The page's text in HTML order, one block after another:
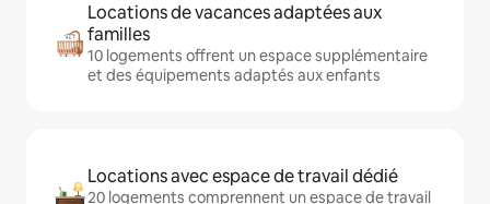
Locations de vacances adaptées aux
familles
10 logements offrent un espace supplémentaire
et des équipements adaptés aux enfants
Locations avec espace de travail dédié
20 logements comprennent un espace de travail